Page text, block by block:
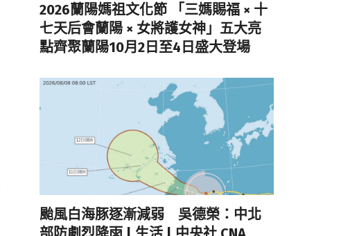
2026蘭陽媽祖文化節 「三媽賜福 × 十
七天后會蘭陽 × 女將護女神」五大亮
點齊聚蘭陽10月2日至4日盛大登場
颱風白海豚逐漸減弱 吳德榮：中北